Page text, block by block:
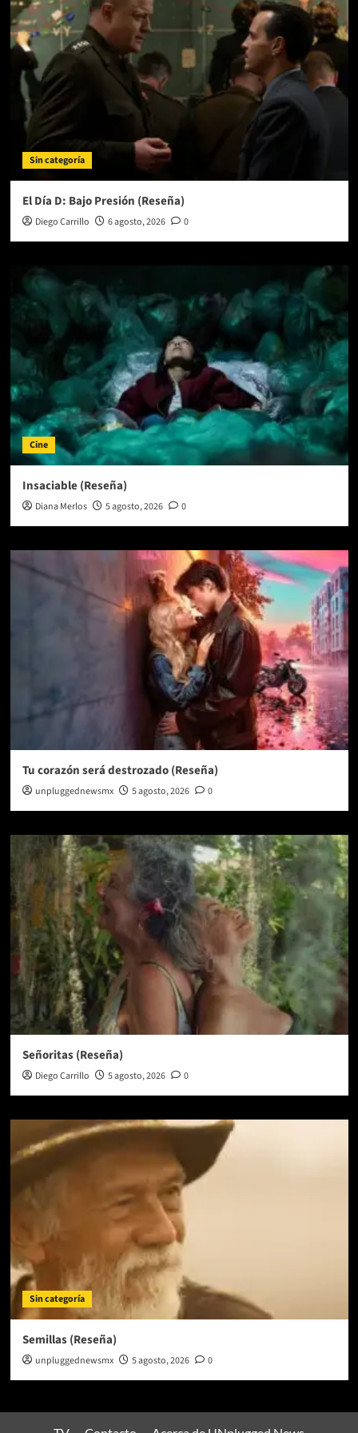
con
HOLO-
DAY
BASH
2020
Sin categoría
El Día D: Bajo Presión (Reseña)
Diego Carrillo 6 agosto, 2026 0
Cine
Insaciable (Reseña)
Diana Merlos 5 agosto, 2026 0
Tu corazón será destrozado (Reseña)
unpluggednewsmx 5 agosto, 2026 0
Señoritas (Reseña)
Diego Carrillo 5 agosto, 2026 0
Sin categoría
Semillas (Reseña)
unpluggednewsmx 5 agosto, 2026 0